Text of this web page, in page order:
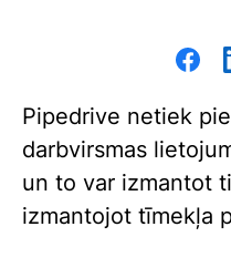
Pipedrive netiek
darbvirsmas
un to var izmantot
izmantojot tīmekļa